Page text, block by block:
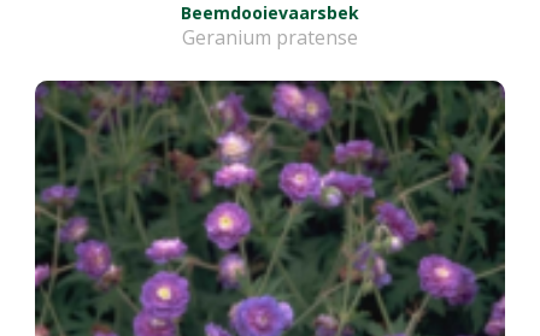
Beemdooievaarsbek
Geranium pratense